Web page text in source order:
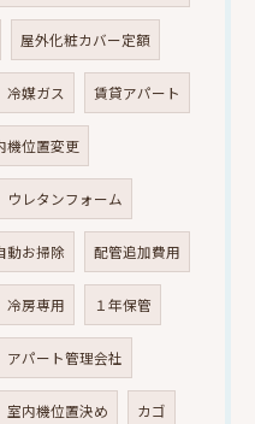
屋外化粧カバー定額
冷媒ガス 賃貸アパート
機位置変更
ウレタンフォーム
動お掃除 配管追加費用
冷房専用 １年保管
アパート管理会社
室内機位置決め カゴ